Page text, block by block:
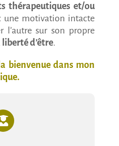
thérapeutiques et/ou
une motivation intacte
l’autre sur son propre
liberté d’être.
bienvenue dans mon